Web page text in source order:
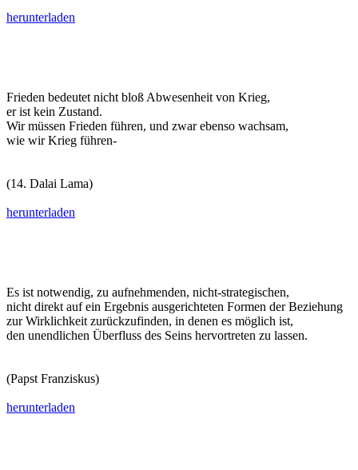
herunterladen
Frieden bedeutet nicht bloß Abwesenheit von Krieg,
er ist kein Zustand.
Wir müssen Frieden führen, und zwar ebenso wachsam,
wie wir Krieg führen-
(14. Dalai Lama)
herunterladen
Es ist notwendig, zu aufnehmenden, nicht-strategischen,
nicht direkt auf ein Ergebnis ausgerichteten Formen der Beziehung
zur Wirklichkeit zurückzufinden, in denen es möglich ist,
den unendlichen Überfluss des Seins hervortreten zu lassen.
(Papst Franziskus)
herunterladen